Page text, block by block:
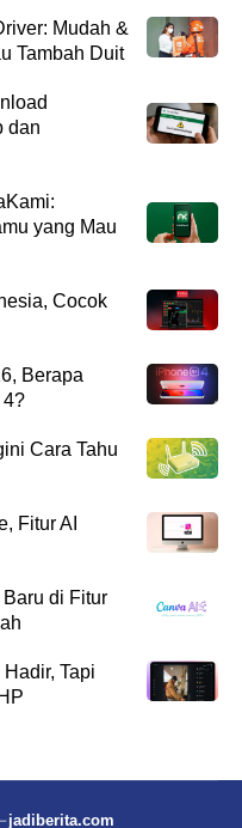
Mudah &
Tambah Duit
dan
yang Mau
Cocok
Berapa
4?
Cara Tahu
Fitur AI
di Fitur
Tapi
jadiberita.com